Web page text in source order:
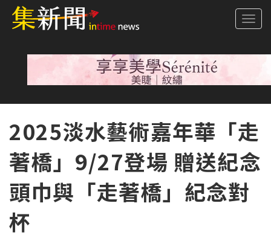
2025淡水藝術嘉年華「走
著橋」9/27登場 贈送紀念
頭巾與「走著橋」紀念對
杯